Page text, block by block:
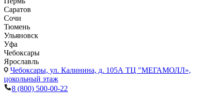
Саратов
Сочи
Тюмень
Ульяновск
Уфа
Чебоксары
Ярославль
Чебоксары, ул. Калинина, д. 105А ТЦ "МЕГАМОЛЛ»,
цокольный этаж
8 (800) 500-00-22